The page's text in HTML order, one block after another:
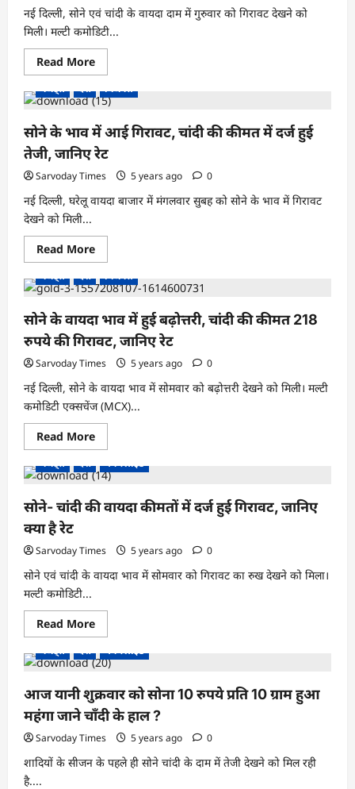
जानिए
क्या
हैं
रेट
नई दिल्ली, सोने एवं चांदी के वायदा दाम में गुरुवार को गिरावट देखने को
मिली। मल्टी कमोडिटी...
Read MoreRead
more
सोने-
चांदी
कीमतों
में
गिरावट
देखने
को
मिली,
क्या
गैजेट्स देश बिजनेस
सोने के भाव में आई गिरावट, चांदी की कीमत में दर्ज हुई
तेजी, जानिए रेट
Sarvoday Times 5 years ago 0
नई दिल्ली, घरेलू वायदा बाजार में मंगलवार सुबह को सोने के भाव में गिरावट
देखने को मिली...
Read MoreRead
more
सोने
के
में
आई
गिरावट,
चांदी
की
कीमत
दर्ज
हुई
तेजी,
जानिए
रेट
गैजेट्स देश बिजनेस
सोने के वायदा भाव में हुई बढ़ोत्तरी, चांदी की कीमत 218
रुपये की गिरावट, जानिए रेट
Sarvoday Times 5 years ago 0
नई दिल्ली, सोने के वायदा भाव में सोमवार को बढ़ोत्तरी देखने को मिली। मल्टी
कमोडिटी एक्सचेंज (MCX)...
Read MoreRead
more
सोने
के
भाव
में
चांदी
की
218
गिरावट,
जानिए
रेट
गैजेट्स देश मेन स्लाइड
सोने- चांदी की वायदा कीमतों में दर्ज हुई गिरावट, जानिए
क्या है रेट
Sarvoday Times 5 years ago 0
सोने एवं चांदी के वायदा भाव में सोमवार को गिरावट का रुख देखने को मिला।
मल्टी कमोडिटी...
Read MoreRead
more
सोने-
चांदी
वायदा
कीमतों
में
दर्ज
हुई
गिरावट,
जानिए
क्या
गैजेट्स देश मेन स्लाइड
आज यानी शुक्रवार को सोना 10 रुपये प्रति 10 ग्राम हुआ
महंगा जाने चाँदी के हाल ?
Sarvoday Times 5 years ago 0
शादियों के सीजन के पहले ही सोने चांदी के दाम में तेजी देखने को मिल रही
है....